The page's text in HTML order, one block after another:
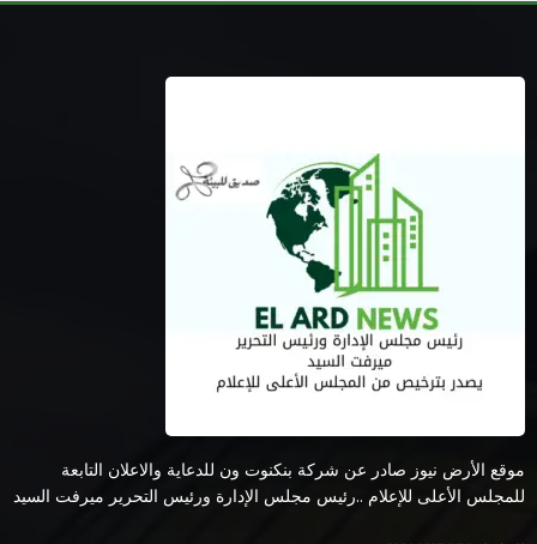
موقع الأرض نيوز صادر عن شركة بنكنوت ون للدعاية والاعلان التابعة
للمجلس الأعلى للإعلام ..رئيس مجلس الإدارة ورئيس التحرير ميرفت السيد